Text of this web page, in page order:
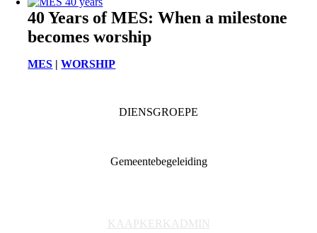
40 Years of MES: When a milestone
becomes worship
MES |WORSHIP
DIENSGROEPE
Gemeentebegeleiding
KAAPKERKADMIN